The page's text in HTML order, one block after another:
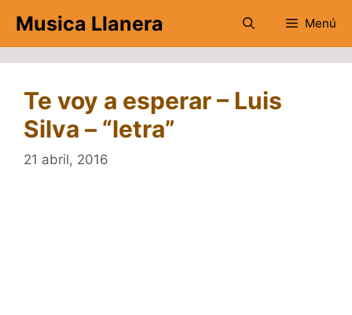
contenido
Musica Llanera Menú
Te voy a esperar – Luis
Silva – “letra”
21 abril, 2016